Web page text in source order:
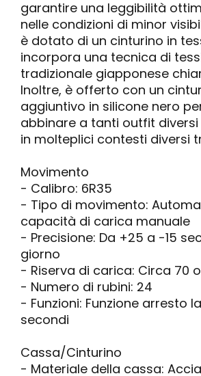
garantire una leggibilità
nelle condizioni di minor
è dotato di un cinturino in
incorpora una tecnica di
tradizionale giapponese
Inoltre, è offerto con un
aggiuntivo in silicone nero
abbinare a tanti outfit
in molteplici contesti diversi
Movimento
- Calibro: 6R35
- Tipo di movimento:
capacità di carica manuale
- Precisione: Da +25 a -15
giorno
- Riserva di carica: Circa 70
- Numero di rubini: 24
- Funzioni: Funzione arresto
secondi
Cassa/Cinturino
- Materiale della cassa: